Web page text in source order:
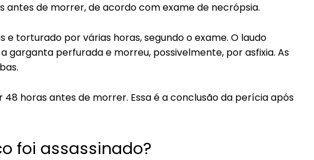
antes de morrer, de acordo com exame de necrópsia.
e torturado por várias horas, segundo o exame. O laudo
garganta perfurada e morreu, possivelmente, por asfixia. As
horas antes de morrer. Essa é a conclusão da perícia após
foi assassinado?